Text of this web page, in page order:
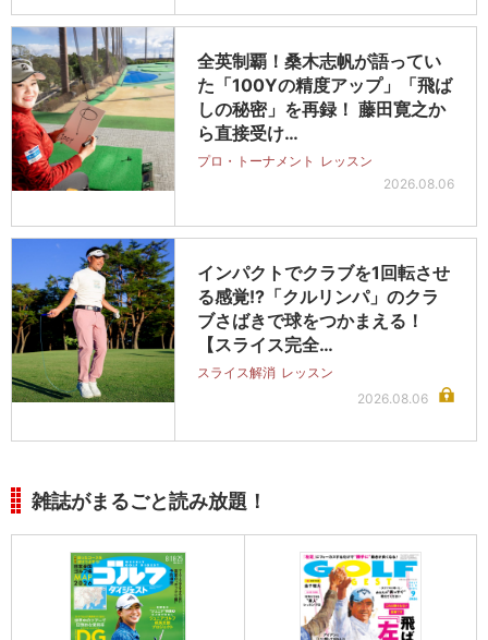
全英制覇！桑木志帆が語ってい
た「100Yの精度アップ」「飛ば
しの秘密」を再録！ 藤田寛之か
ら直接受け…
プロ・トーナメント レッスン
2026.08.06
インパクトでクラブを1回転させ
る感覚!?「クルリンパ」のクラ
ブさばきで球をつかまえる！
【スライス完全…
スライス解消 レッスン
2026.08.06
雑誌がまるごと読み放題！